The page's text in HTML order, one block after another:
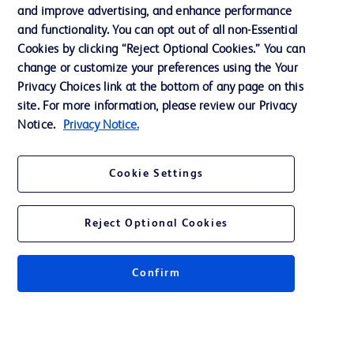
Nous contacter
Préférences en matière de cookies
Confidentialité
Accessibilité du site Web
© 2026 BD. Tous droits réservés. BD et le logo de BD sont des marques
and improve advertising, and enhance performance
and functionality. You can opt out of all non-Essential
Cookies by clicking “Reject Optional Cookies.” You can
change or customize your preferences using the Your
Privacy Choices link at the bottom of any page on this
site. For more information, please review our Privacy
Notice.
Privacy Notice.
Cookie Settings
Reject Optional Cookies
Confirm